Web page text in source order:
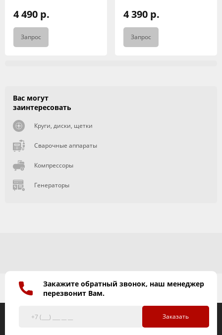
4 490 р.
Запрос
4 390 р.
Запрос
Вас могут
заинтересовать
Круги, диски, щетки
Сварочные аппараты
Компрессоры
Генераторы
Закажите обратный звонок, наш менеджер
перезвонит Вам.
Заказать